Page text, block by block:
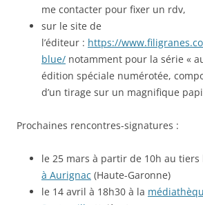
me contacter pour fixer un rdv,
sur le site de
l’éditeur : https://
blue/ notamment pour la série «
édition spéciale numérotée,
d’un tirage sur un magnifique
Prochaines rencontres-signatures :
le 25 mars à partir de 10h au tiers
à Aurignac (Haute-Garonne)
le 14 avril à 18h30 à la